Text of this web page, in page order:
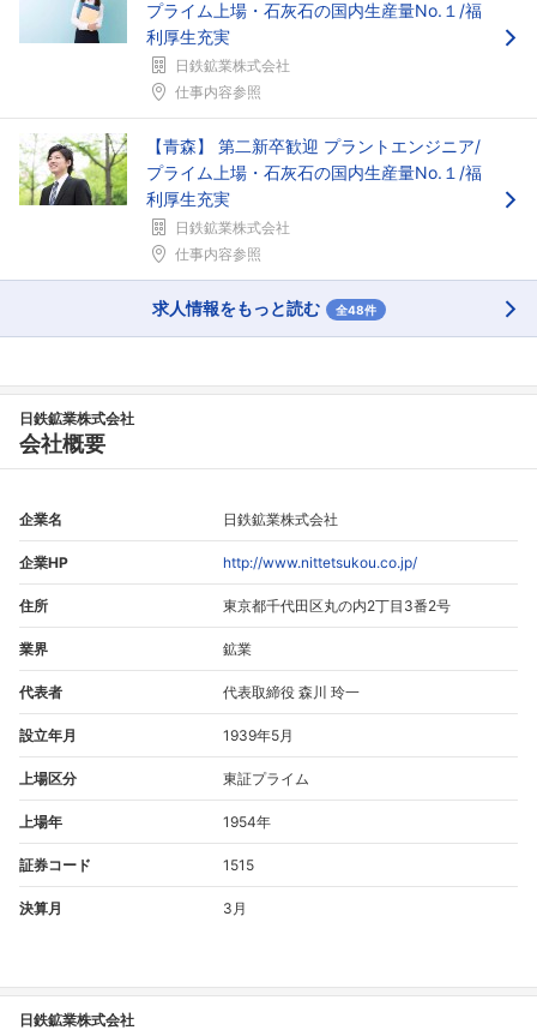
プライム上場・石灰石の国内生産量No.１/福
利厚生充実
日鉄鉱業株式会社
仕事内容参照
【青森】 第二新卒歓迎 プラントエンジニア/
プライム上場・石灰石の国内生産量No.１/福
利厚生充実
日鉄鉱業株式会社
仕事内容参照
求人情報をもっと読む 全48件
日鉄鉱業株式会社
会社概要
企業名 日鉄鉱業株式会社
企業HP http://www.nittetsukou.co.jp/
住所 東京都千代田区丸の内2丁目3番2号
業界 鉱業
代表者 代表取締役 森川 玲一
設立年月 1939年5月
上場区分 東証プライム
上場年 1954年
証券コード 1515
決算月 3月
日鉄鉱業株式会社